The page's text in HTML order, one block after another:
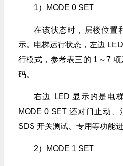
1）MODE 0 SET
在该状态时，层楼位置
示。电梯运行状态，左边
行模式，参考表三的 1～7
码。
右边 LED 显示的是电
MODE 0 SET 还对门止动、
SDS 开关测试、专用等功能进
2）MODE 1 SET